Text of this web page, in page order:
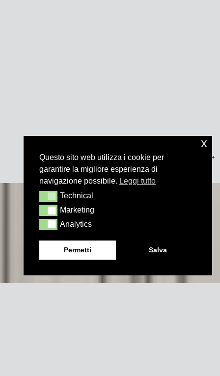
Questo sito web utilizza i cookie per
garantire la migliore esperienza di
navigazione possibile. Leggi tutto
TechnicalTechnical
MarketingMarketing
AnalyticsAnalytics
Permetti Salva
x